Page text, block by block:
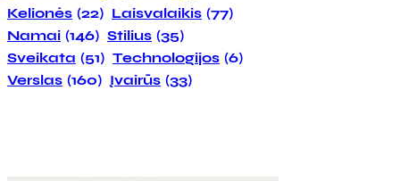
Kelionės (22) Laisvalaikis (77)
Namai (146) Stilius (35)
Sveikata (51) Technologijos (6)
Verslas (160) Įvairūs (33)